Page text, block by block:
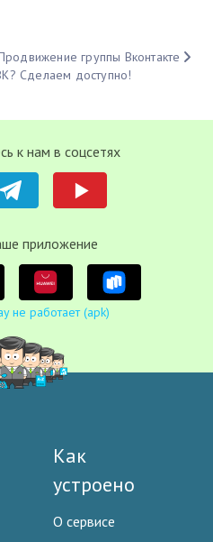
группы Вконтакте
Сделаем доступно!
к нам в соцсетях
приложение
не работает (apk)
Как
устроено
О сервисе